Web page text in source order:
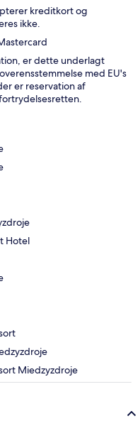
kreditkort og
ikke.
er dette underlagt
med EU's
er reservation af
Hotel
Miedzyzdroje